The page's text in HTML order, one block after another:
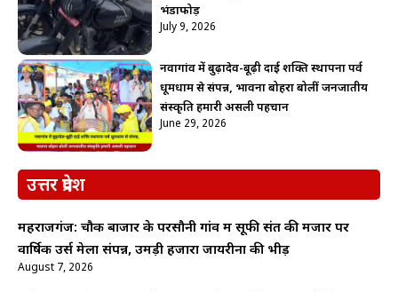
भंडाफोड़
July 9, 2026
नवागांव में बुढ़ादेव-बूढ़ी दाई शक्ति स्थापना पर्व
धूमधाम से संपन्न, भावना बोहरा बोलीं जनजातीय
संस्कृति हमारी असली पहचान
June 29, 2026
उत्तर प्रदेश
महराजगंज: चौक बाजार के परसौनी गांव में सूफी संत की मजार पर
वार्षिक उर्स मेला संपन्न, उमड़ी हजारों जायरीनों की भीड़
August 7, 2026